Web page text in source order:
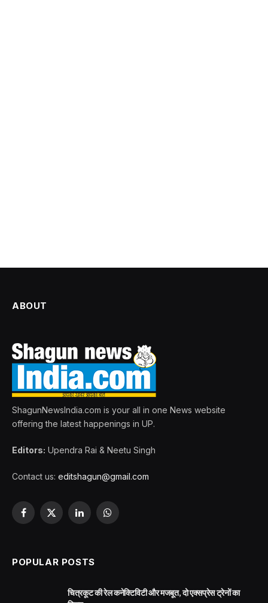
ABOUT
ShagunNewsIndia.com is your all in one News website
offering the latest happenings in UP.
Editors: Upendra Rai & Neetu Singh
Contact us: editshagun@gmail.com
Facebook
X
LinkedInWhatsApp
POPULAR POSTS
चित्रकूट की रेल कनेक्टिविटी और मजबूत, दो एक्सप्रेस ट्रेनों का